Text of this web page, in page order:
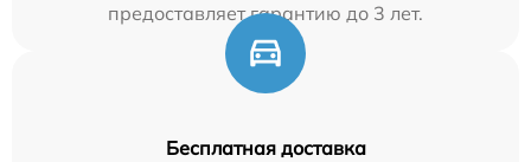
предоставляет гарантию до 3 лет.
Бесплатная доставка